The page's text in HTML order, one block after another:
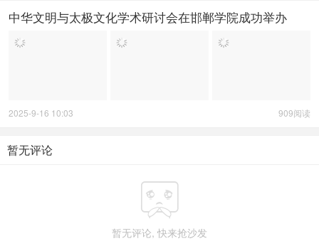
1808阅读
2025-9-22 16:20
中华文明与太极文化学术研讨会在邯郸学院成功举办
